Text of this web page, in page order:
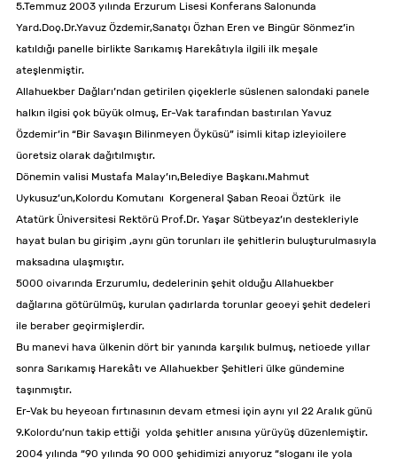
5.Temmuz 2003 yılında Erzurum Lisesi Konferans Salonunda
Yard.Doç.Dr.Yavuz Özdemir,Sanatçı Özhan Eren ve Bingür Sönmez’in
katıldığı panelle birlikte Sarıkamış Harekâtıyla ilgili ilk meşale
ateşlenmiştir.
Allahuekber Dağları’ndan getirilen çiçeklerle süslenen salondaki panele
halkın ilgisi çok büyük olmuş, Er-Vak tarafından bastırılan Yavuz
Özdemir’in “Bir Savaşın Bilinmeyen Öyküsü” isimli kitap izleyicilere
ücretsiz olarak dağıtılmıştır.
Dönemin valisi Mustafa Malay’ın,Belediye Başkanı.Mahmut
Uykusuz’un,Kolordu Komutanı Korgeneral Şaban Recai Öztürk ile
Atatürk Üniversitesi Rektörü Prof.Dr. Yaşar Sütbeyaz’ın destekleriyle
hayat bulan bu girişim ,aynı gün torunları ile şehitlerin buluşturulmasıyla
maksadına ulaşmıştır.
5000 civarında Erzurumlu, dedelerinin şehit olduğu Allahuekber
dağlarına götürülmüş, kurulan çadırlarda torunlar geceyi şehit dedeleri
ile beraber geçirmişlerdir.
Bu manevi hava ülkenin dört bir yanında karşılık bulmuş, neticede yıllar
sonra Sarıkamış Harekâtı ve Allahuekber Şehitleri ülke gündemine
taşınmıştır.
Er-Vak bu heyecan fırtınasının devam etmesi için aynı yıl 22 Aralık günü
9.Kolordu’nun takip ettiği yolda şehitler anısına yürüyüş düzenlemiştir.
2004 yılında “90 yılında 90 000 şehidimizi anıyoruz “sloganı ile yola